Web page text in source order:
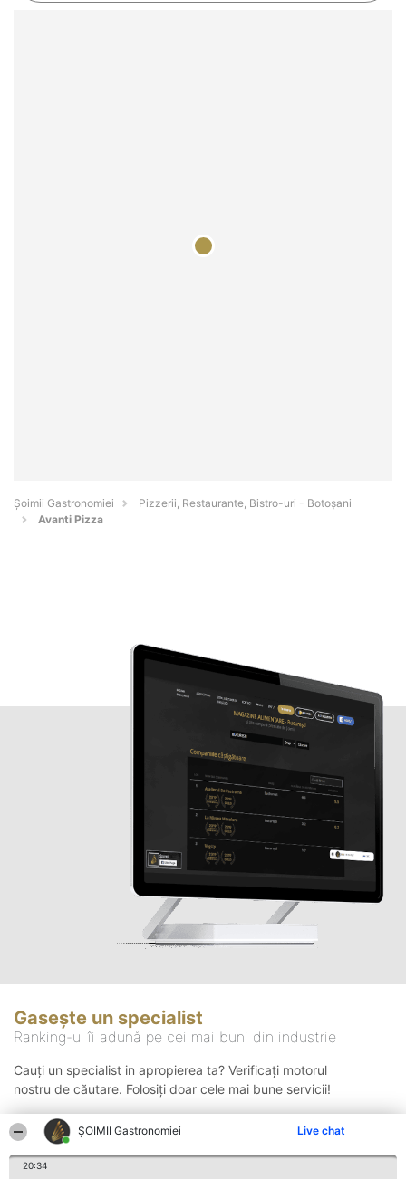
ȘOIMII Gastronomiei Live chat
20:34
Șoimii Gastronomiei
Pizzerii, Restaurante, Bistro-uri - Botoşani
Avanti Pizza
Gasește un specialist
Ranking-ul îi adună pe cei mai buni din industrie
Cauți un specialist in apropierea ta? Verificați motorul
nostru de căutare. Folosiți doar cele mai bune servicii!